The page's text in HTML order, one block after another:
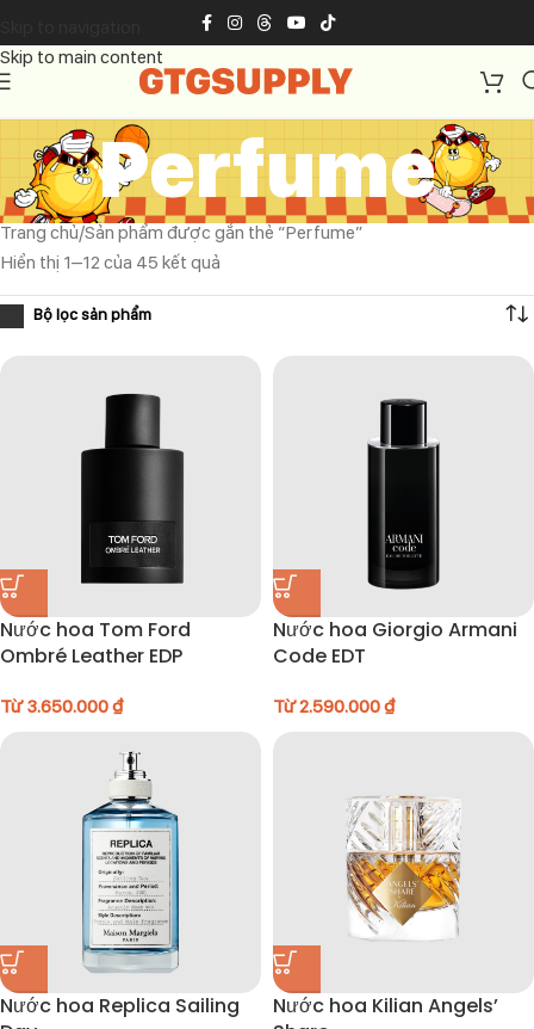
Skip to main content
Perfume
Trang chủ Sản phẩm được gắn thẻ “Perfume”
Hiển thị 1–12 của 45 kết quả
Nước hoa Tom Ford
Ombré Leather EDP
Từ3.650.000₫
Nước hoa Giorgio Armani
Code EDT
Từ2.590.000₫
Nước hoa Replica Sailing
Nước hoa Kilian Angels’